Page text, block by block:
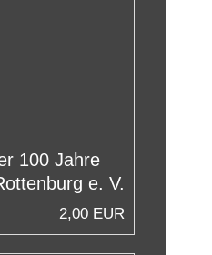
100 Jahre
e. V.
2,00 EUR